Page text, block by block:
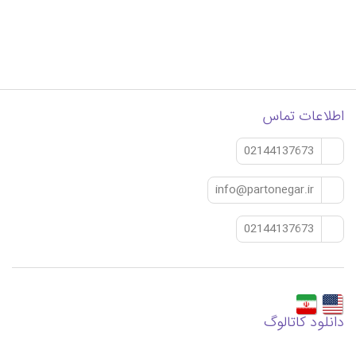
اطلاعات تماس
02144137673
info@partonegar.ir
02144137673
دانلود کاتالوگ